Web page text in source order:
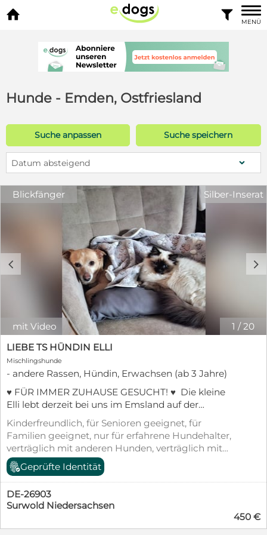
 
MENÜ
Hunde - Emden, Ostfriesland
Suche anpassen Suche speichern
Datum absteigend
Blickfänger
1 /20
c d
mit Video
Silber-Inserat
LIEBE TS HÜNDIN ELLI
Mischlingshunde
- andere Rassen, Hündin, Erwachsen (ab 3 Jahre)
♥️ FÜR IMMER ZUHAUSE GESUCHT! ♥️ Die kleine
Elli lebt derzeit bei uns im Emsland auf der
Pflegestelle. Sie kommt aus einer Tötungsstation in
Rumänien. Elli wird auf ca. 7 Jahre geschätzt, ist
kastriert, geimpft, entwurmt, gechipt und hat einen
EU Pass. Ihre SH beträgt ungefähr 29 cm. Elli hat
die ersten Tage bei jeder Berührung gezittert.
Völlig überfordert von all den neuen Situationen
fror sie ein oder geriet in Panik. Zu mir hat Elli sehr
schnell ein vertrauensvolles Verhältnis aufbauen
Das braucht etwas Geduld. Elli sollte immer von
Kinderfreundlich, für Senioren geeignet, für
Familien geeignet, nur für erfahrene Hundehalter,
verträglich mit anderen Hunden, verträglich mit
Katzen, kastriert/sterilisiert, geimpft (mind.
Pflichtimpfungen), entwurmt, gechipt, mit EU-
Heimtierausweis, aus dem Tierheim, Stubenrein
Geprüfte Identität
DE-26903
Surwold Niedersachsen
450 €